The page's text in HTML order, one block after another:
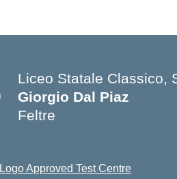
Liceo Statale Classico,
Giorgio Dal Piaz
Feltre